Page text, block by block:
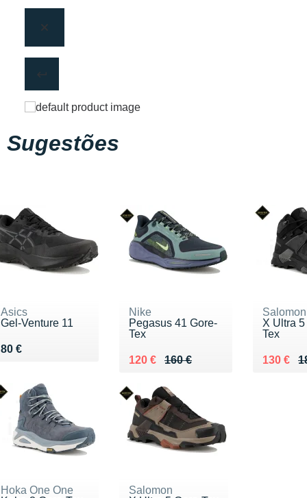
Sugestões
Asics
Gel-Venture 11
80 €
Vendu 80 €
Nike
Pegasus 41 Gore-
Tex
160 €
Au lieu de 160 €
120 €
Vendu 120 €
Salomon
X Ultra
Tex
Au lieu
130 €
Vendu
Hoka One One
Salomon